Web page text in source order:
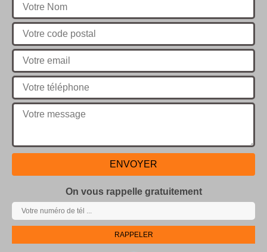
On vous rappelle gratuitement